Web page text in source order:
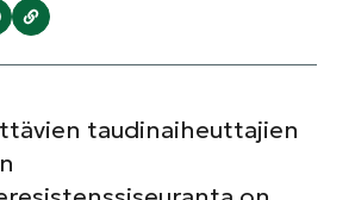
taudinaiheuttajien